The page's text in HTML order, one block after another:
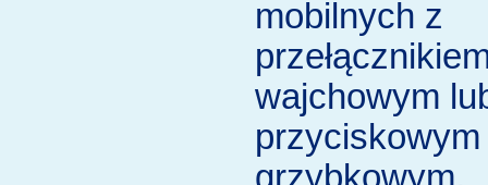
mobilnych z
wajchowym
przyciskowym